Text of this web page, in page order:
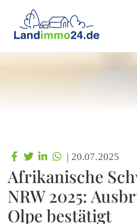
| 20.07.2025
Afrikanische
NRW 2025:
Olpe bestätigt